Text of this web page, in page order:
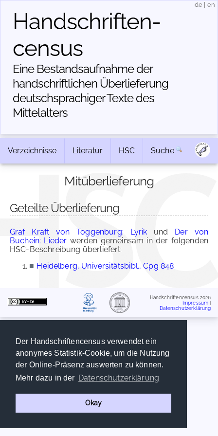
Der Handschriftencensus verwendet ein
anonymes Statistik-Cookie, um die Nutzung
der Online-Präsenz auswerten zu können.
Mehr dazu in der Datenschutzerklärung
Okay
Handschriften­
census
Eine Bestandsaufnahme der
handschriftlichen Über­lieferung
deutschsprachiger Texte des
Mittelalters
de en
Verzeichnisse Literatur HSC Suche
Mitüberlieferung
Geteilte Überlieferung
Graf Kraft von Toggenburg: Lyrik und Der von
Buchein: Lieder werden gemeinsam in der folgenden
HSC-Beschreibung überliefert:
■ Heidelberg, Universitätsbibl., Cpg 848
Handschriftencensus 2026
Impressum
Datenschutzerklärung